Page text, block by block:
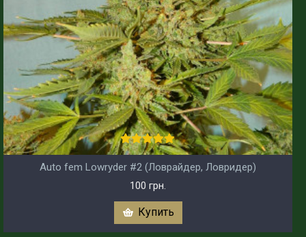
Auto fem Lowryder #2 (Ловрайдер, Ловридер)
100 грн.
Купить